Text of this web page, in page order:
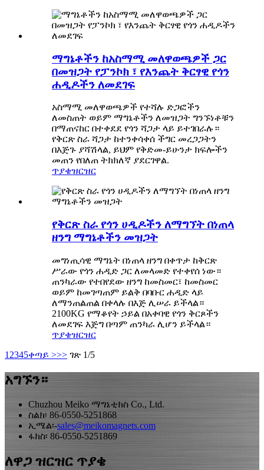
ማግኔቶችን ከአስማሚ መለዋወጫዎች ጋር
በመዝጋት የፓንኮክ ፣ የእንጨት ቅርፃዊ የጎን
ሐዲዶችን ለመደገፍ
አስማሚ መለዋወጫዎች የተሻሉ ድጋፎችን
ለመስጠት ወይም ማግኔቶችን ለመዝጋት ግንኙነቶቹን
በማጠናከር በተቀደደ የጎን ሻጋታ ላይ ይተገበራሉ።
የቅርጽ ስራ ሻጋታ ከተንቀሳቀሰ ችግር መረጋጋትን
በእጅጉ ያሻሽላል, ይህም የቅድመ-ይሁንታ ክፍሎችን
መጠን የበለጠ ትክክለኛ ያደርገዋል.
ጥያቄዝርዝር
የቅርጽ ስራ የጎን ሀዲዶችን ለማግኘት በነጠላ
ዘንግ ማግኔቶችን መዝጋት
መግነጢሳዊ ማግኔት በነጠላ ዘንግ በቀጥታ ከቅርጽ
ሥራው የጎን ሐዲድ ጋር ለመላመድ የተቀየሰ ነው።
ጠንካራው የተበየደው ዘንግ ከመስመር፣ ከመስመር
ወይም ከመገጣጠም ይልቅ በባቡር ሐዲድ ላይ
ለማንጠልጠል በቀላሉ በእጅ ሊሠራ ይችላል።
2100KG የማቆየት ኃይል በአቀባዊ የጎን ቅርጾችን
ለመደገፍ እጅግ በጣም ጠንካራ ሊሆን ይችላል።
ጥያቄዝርዝር
1 2345ቀጣይ >>> ገጽ 1/5
አግኙን።
Chuzhou Meiko ማግኔቲክስ Co., Ltd.
ስልክ፡ 86-0550-5251868
ኢሜል፡-sales@meikomagnets.com
ፋክስ፡ 86-0550-5251869
ለዋጋ ዝርዝር ጥያቄ